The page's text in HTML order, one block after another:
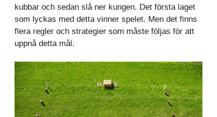
kubbar och sedan slå ner kungen. Det första laget
som lyckas med detta vinner spelet. Men det finns
flera regler och strategier som måste följas för att
uppnå detta mål.